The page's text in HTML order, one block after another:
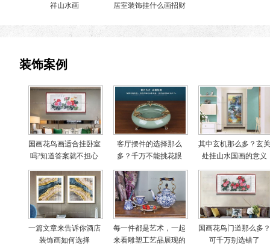
祥山水画
居室装饰挂什么画招财
装饰案例
国画花鸟画适合挂卧室
吗?知道答案就不担心
客厅摆件的选择那么
多？千万不能挑花眼
其中玄机那么多？玄关
处挂山水国画的意义
一篇文章来告诉你酒店
装饰画如何选择
每一件都是艺术，一起
来看雕塑工艺品展现的
国画花鸟门道那么多？
可千万别选错了